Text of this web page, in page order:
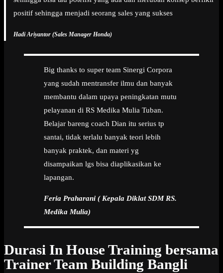
positif sehingga menjadi seorang sales yang sukses
Hadi Ariyantor (Sales Manager Honda)
Big thanks to super team Sinergi Corpora
yang sudah mentransfer ilmu dan banyak
membantu dalam upaya peningkatan mutu
pelayanan di RS Medika Mulia Tuban.
Belajar bareng coach Dian itu serius tp
santai, tidak terlalu banyak teori lebih
banyak praktek, dan materi yg
disampaikan lgs bisa diaplikasikan ke
lapangan.
Feria Praharani ( Kepala Diklat SDM RS.
Medika Mulia)
Durasi In House Training bersama
Trainer Team Building Bangli